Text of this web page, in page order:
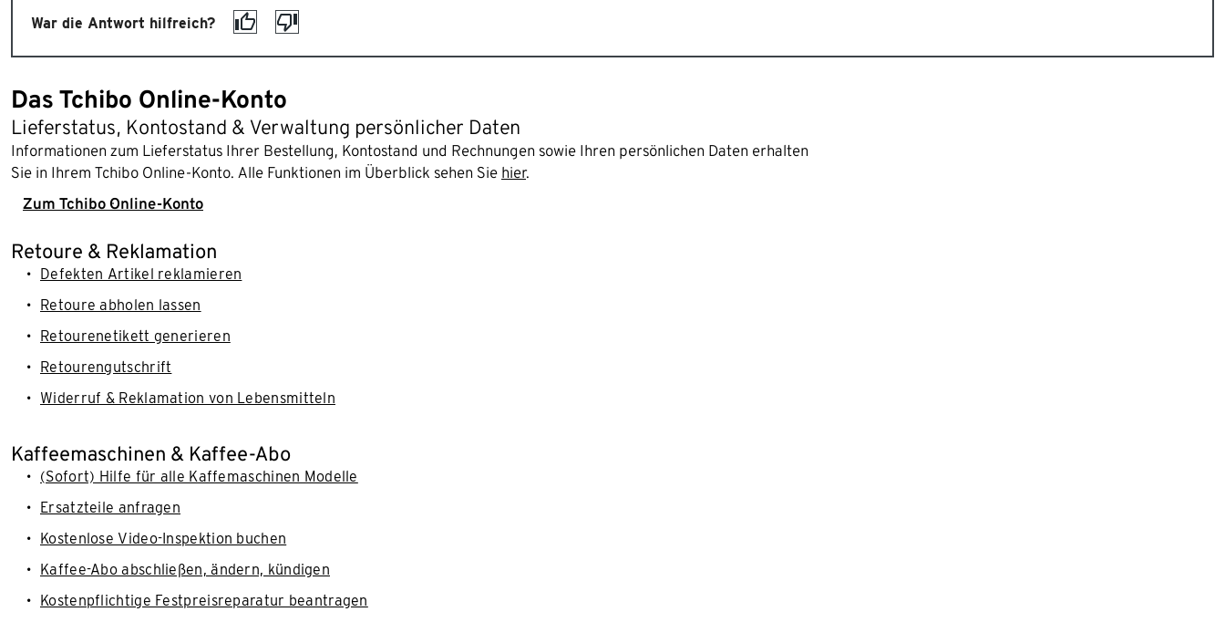
War die Antwort hilfreich?
Das Tchibo Online-Konto
Lieferstatus, Kontostand & Verwaltung persönlicher Daten
Informationen zum Lieferstatus Ihrer Bestellung, Kontostand und Rechnungen sowie Ihren persönlichen Daten erhalten
Sie in Ihrem Tchibo Online-Konto. Alle Funktionen im Überblick sehen Sie hier.
Zum Tchibo Online-Konto
Retoure & Reklamation
Defekten Artikel reklamieren
Retoure abholen lassen
Retourenetikett generieren
Retourengutschrift
Widerruf & Reklamation von Lebensmitteln
Kaffeemaschinen & Kaffee-Abo
(Sofort) Hilfe für alle Kaffemaschinen Modelle
Ersatzteile anfragen
Kostenlose Video-Inspektion buchen
Kaffee-Abo abschließen, ändern, kündigen
Kostenpflichtige Festpreisreparatur beantragen